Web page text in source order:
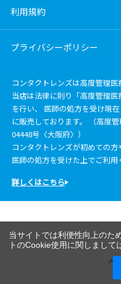
利用規約
プライバシーポリシー
コンタクトレンズは高度管理医
当店は法律に則り「高度管理
を行い、 医師の処方を受け現
に販売しております。 （高度
04448号〈大阪府〉）
コンタクトレンズが初めての方
医師の処方を受けた上でご利用
詳しくはこちら
ペ
当サイトでは利便性向上のた
トのCookie使用に関しまして